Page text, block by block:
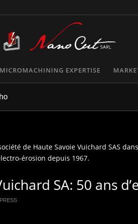
MICROMACHINING EXPERTISE
de Haute Savoie Vuichard SAS
érosion depuis 1967.
SA: 50 ans
PRESS